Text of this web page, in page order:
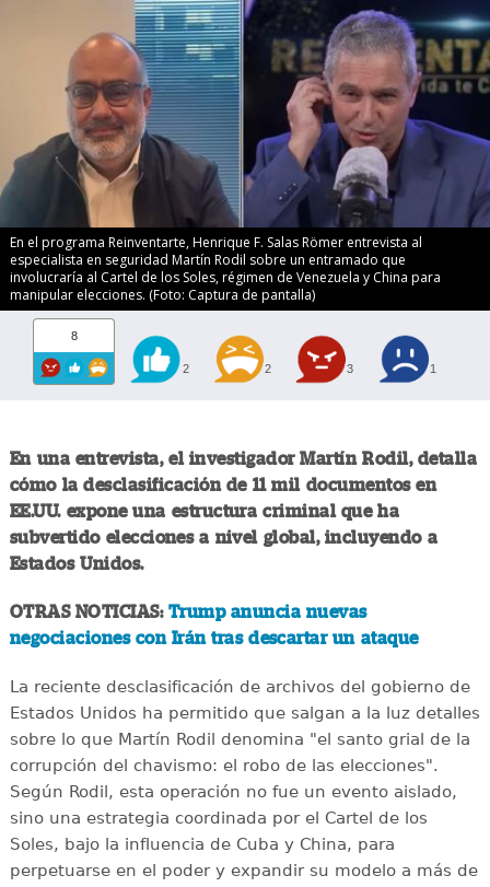
En el programa Reinventarte, Henrique F. Salas Römer entrevista al
especialista en seguridad Martín Rodil sobre un entramado que
involucraría al Cartel de los Soles, régimen de Venezuela y China para
manipular elecciones. (Foto: Captura de pantalla)
8
2 2 3 1
En una entrevista, el investigador Martín Rodil, detalla
cómo la desclasificación de 11 mil documentos en
EE.UU. expone una estructura criminal que ha
subvertido elecciones a nivel global, incluyendo a
Estados Unidos.
OTRAS NOTICIAS: Trump anuncia nuevas
negociaciones con Irán tras descartar un ataque
La reciente desclasificación de archivos del gobierno de
Estados Unidos ha permitido que salgan a la luz detalles
sobre lo que Martín Rodil denomina "el santo grial de la
corrupción del chavismo: el robo de las elecciones".
Según Rodil, esta operación no fue un evento aislado,
sino una estrategia coordinada por el Cartel de los
Soles, bajo la influencia de Cuba y China, para
perpetuarse en el poder y expandir su modelo a más de